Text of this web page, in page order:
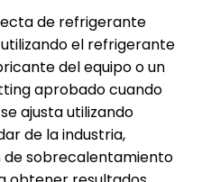
de refrigerante
el refrigerante
del equipo o un
aprobado cuando
ajusta utilizando
de la industria,
de sobrecalentamiento